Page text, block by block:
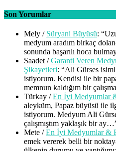
Son Yorumlar
Mely / Süryani Büyüsü: “
medyum aradım birkaç
sonunda başarılı hoca
Saadet /Garanti Veren
Şikayetleri: “Ali Gürses
istiyorum. Kendisi ile bir
memnun kaldığım bir
Türkay /En İyi Medyumlar
aleyküm, Papaz büyüsü ile
istiyorum. Medyum Ali
çalışmıştım yaklaşık bir ay…
Mete /En İyi Medyumlar &
emek vererek belli bir